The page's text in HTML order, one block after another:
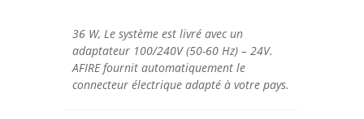
36 W, Le système est livré avec un
adaptateur 100/240V (50-60 Hz) – 24V.
AFIRE fournit automatiquement le
connecteur électrique adapté à votre pays.